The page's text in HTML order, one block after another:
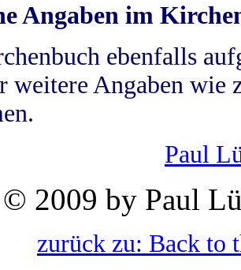
Angaben im
ebenfalls
weitere Angaben wie
Paul
© 2009 by Paul
zurück zu: Back to